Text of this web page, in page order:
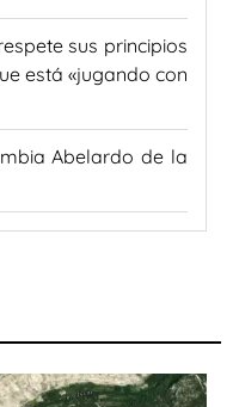
sus principios
está «jugando con
Abelardo de la